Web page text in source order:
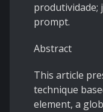
produtividade;
prompt.
Abstract
This article
technique
element, a